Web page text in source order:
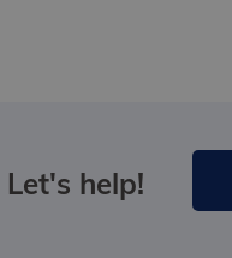
help!